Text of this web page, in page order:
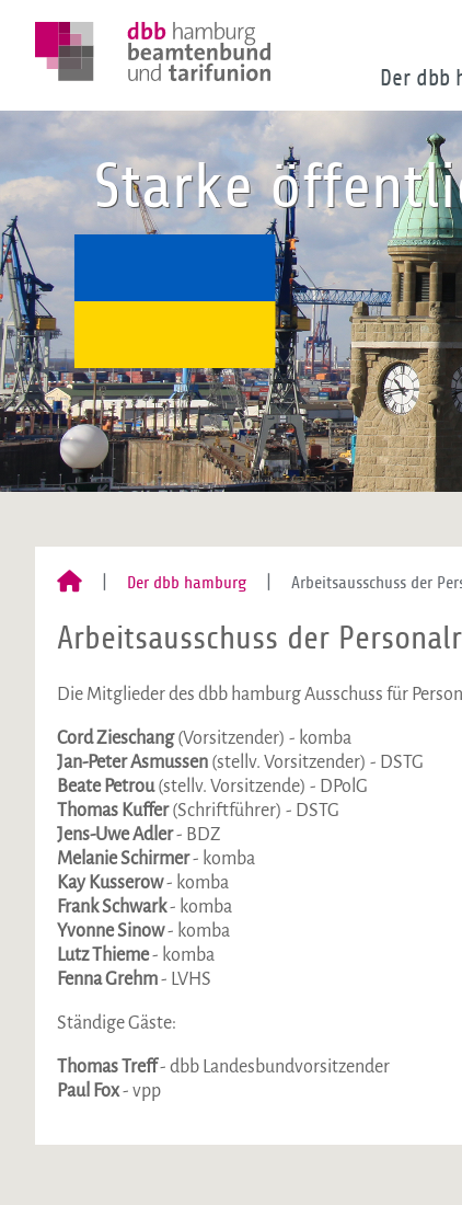
Der dbb
Starke
Der dbb hamburg Arbeitsausschuss der
Arbeitsausschuss der
Die Mitglieder des dbb hamburg Ausschuss für
Cord Zieschang(Vorsitzender) - komba
Jan-Peter Asmussen (stellv. Vorsitzender) - DSTG ​​​​​​​
Beate Petrou(stellv. Vorsitzende) - DPolG ​​​​​​​
Thomas Kuffer(Schriftführer) - DSTG ​​​​​​​
Jens-Uwe Adler- BDZ
Melanie Schirmer- komba
Kay Kusserow- komba
Frank Schwark- komba
Yvonne Sinow- komba
Lutz Thieme- komba
Fenna Grehm- LVHS
Ständige Gäste:
Thomas Treff- dbb Landesbundvorsitzender
Paul Fox- vpp